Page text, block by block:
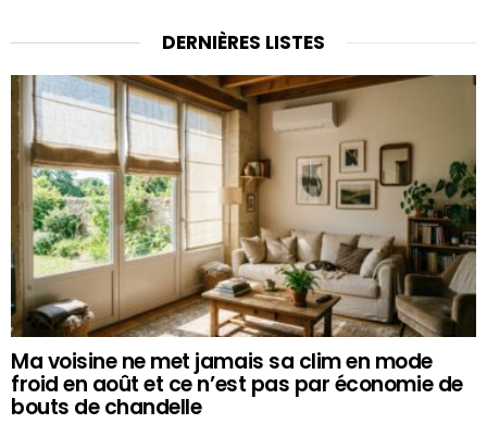
DERNIÈRES LISTES
Ma voisine ne met jamais sa clim en mode
froid en août et ce n’est pas par économie de
bouts de chandelle